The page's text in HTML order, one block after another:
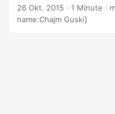
wird? Das begegnet
Es sagt: »Ich mag den
26 Okt. 2015 · 1 Minute ·
name:Chajm Guski]